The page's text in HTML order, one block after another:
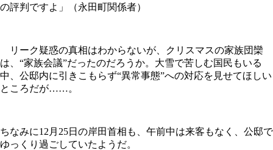
の評判ですよ」（永田町関係者）
リーク疑惑の真相はわからないが、クリスマスの家族団欒
は、“家族会議”だったのだろうか。大雪で苦しむ国民もいる
中、公邸内に引きこもらず“異常事態”への対応を見せてほしい
ところだが……。
ちなみに12月25日の岸田首相も、午前中は来客もなく、公邸で
ゆっくり過ごしていたようだ。